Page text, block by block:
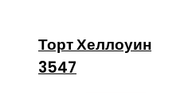
Торт Хеллоуин
3547